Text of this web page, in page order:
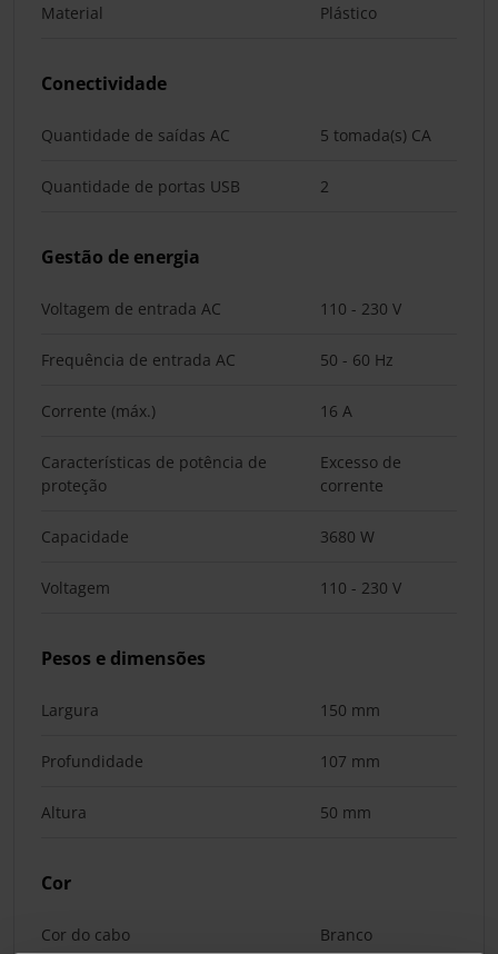
Material Plástico
Conectividade
Quantidade de saídas AC 5 tomada(s) CA
Quantidade de portas USB 2
Gestão de energia
Voltagem de entrada AC 110 - 230 V
Frequência de entrada AC 50 - 60 Hz
Corrente (máx.) 16 A
Características de potência de
proteção
Excesso de
corrente
Capacidade 3680 W
Voltagem 110 - 230 V
Pesos e dimensões
Largura 150 mm
Profundidade 107 mm
Altura 50 mm
Cor
Cor do cabo Branco